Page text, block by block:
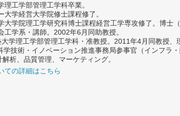
理工学部管理工学科卒業。
大学経営大学院修士課程修了。
大学院理工学研究科博士課程経営工学専攻修了。博士（
工学系・講師。2002年6月同助教授。
学理工学部管理工学科・准教授。2011年4月同教授、
学技術・イノベーション推進事務局参事官（インフラ
析、品質管理、マーケティング。
の詳細はこちら